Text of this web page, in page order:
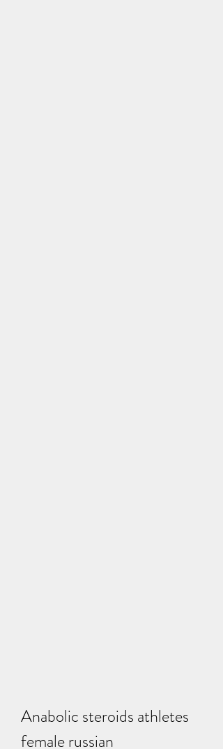
Anabolic steroids athletes
female russian